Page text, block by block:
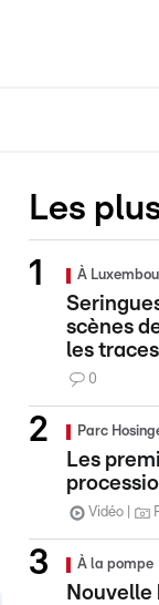
Les
À
scènes
les
0
Parc
Les
Vidéo
À la pompe
Nouvelle